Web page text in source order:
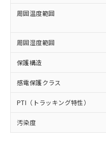
周囲温度範囲
周囲湿度範囲
保護構造
感電保護クラス
PTI（トラッキング特性）
汚染度
メンバーズ
お客様が当
登録された
および当社
品・サービ
引・商談に
をご了承くだ
の共同利用に
用者の範囲
※3 非含有証明
下記の非含有証明
EU RoHS指令（
51物質の非含有証
※本証明書は発行
るもので、過去に
ものではありませ
及ぼさない年数を
「－」：未確認で